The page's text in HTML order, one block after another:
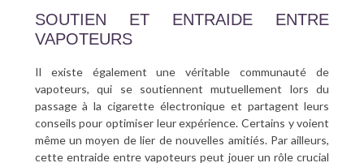
SOUTIEN ET ENTRAIDE ENTRE
VAPOTEURS
Il existe également une véritable communauté de
vapoteurs, qui se soutiennent mutuellement lors du
passage à la cigarette électronique et partagent leurs
conseils pour optimiser leur expérience. Certains y voient
même un moyen de lier de nouvelles amitiés. Par ailleurs,
cette entraide entre vapoteurs peut jouer un rôle crucial